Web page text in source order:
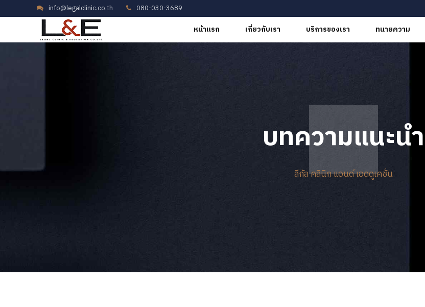
info@legalclinic.co.th 080-030-3689
หน้าแรก เกี่ยวกับเรา บริการของเรา ทนายความ
บทความแนะนำ
ลีกัล คลินิก แอนด์ เอดดูเคชั่น